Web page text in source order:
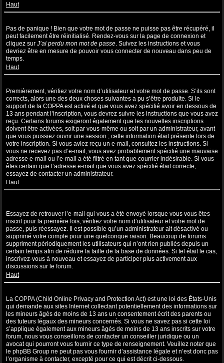
Haut
Pas de panique ! Bien que votre mot de passe ne puisse pas être récupéré, il
peut facilement être réinitialisé. Rendez-vous sur la page de connexion et
cliquez sur J’ai perdu mon mot de passe. Suivez les instructions et vous
devriez être en mesure de pouvoir vous connecter de nouveau dans peu de
temps.
Haut
Premièrement, vérifiez votre nom d’utilisateur et votre mot de passe. S’ils sont
corrects, alors une des deux choses suivantes a pu s’être produite. Si le
support de la COPPA est activé et que vous avez spécifié avoir en dessous de
13 ans pendant l’inscription, vous devrez suivre les instructions que vous avez
reçu. Certains forums exigeront également que les nouvelles inscriptions
doivent être activées, soit par vous-même ou soit par un administrateur, avant
que vous puissiez ouvrir une session ; cette information était présente lors de
votre inscription. Si vous aviez reçu un e-mail, consultez les instructions. Si
vous ne recevez pas d’e-mail, vous avez probablement spécifié une mauvaise
adresse e-mail ou l’e-mail a été filtré en tant que courrier indésirable. Si vous
êtes certain que l’adresse e-mail que vous avez spécifié était correcte,
essayez de contacter un administrateur.
Haut
Essayez de retrouver l’e-mail qui vous a été envoyé lorsque vous vous êtes
inscrit pour la première fois, vérifiez votre nom d’utilisateur et votre mot de
passe, puis réessayez. Il est possible qu’un administrateur ait désactivé ou
supprimé votre compte pour une quelconque raison. Beaucoup de forums
suppriment périodiquement les utilisateurs qui n’ont rien publiés depuis un
certain temps afin de réduire la taille de la base de données. Si tel était le cas,
inscrivez-vous à nouveau et essayez de participer plus activement aux
discussions sur le forum.
Haut
La COPPA (Child Online Privacy and Protection Act) est une loi des États-Unis
qui demande aux sites Internet collectant potentiellement des informations sur
les mineurs âgés de moins de 13 ans un consentement écrit des parents ou
des tuteurs légaux des mineurs concernés. Si vous ne savez pas si cette loi
s’applique également aux mineurs âgés de moins de 13 ans inscrits sur votre
forum, nous vous conseillons de contacter un conseiller juridique ou un
avocat qui pourront vous fournir ce type de renseignement. Veuillez noter que
le phpBB Group ne peut pas vous fournir d’assistance légale et n’est donc pas
l’organisme à contacter, excepté pour ce qui est décrit ci-dessous.